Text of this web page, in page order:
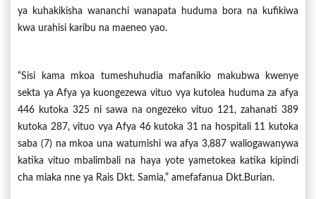
ya kuhakikisha wananchi wanapata huduma bora na kufikiwa
kwa urahisi karibu na maeneo yao.
“Sisi kama mkoa tumeshuhudia mafanikio makubwa kwenye
sekta ya Afya ya kuongezewa vituo vya kutolea huduma za afya
446 kutoka 325 ni sawa na ongezeko vituo 121, zahanati 389
kutoka 287, vituo vya Afya 46 kutoka 31 na hospitali 11 kutoka
saba (7) na mkoa una watumishi wa afya 3,887 waliogawanywa
katika vituo mbalimbali na haya yote yametokea katika kipindi
cha miaka nne ya Rais Dkt. Samia,” amefafanua Dkt.Burian.